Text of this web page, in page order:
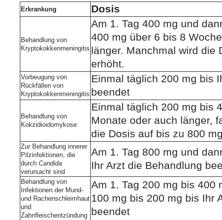
Erkrankung Dosis
Behandlung von
Kryptokokkenmeningitis
Am 1. Tag 400 mg und
400 mg über 6 bis 8
länger. Manchmal wird die
erhöht.
Vorbeugung von
Rückfällen von
Kryptokokkenmeningitis
Einmal täglich 200 mg bis
beendet
Behandlung von
Kokzidioidomykose
Einmal täglich 200 mg bis
Monate oder auch länger,
die Dosis auf bis zu 800
Zur Behandlung innerer
Pilzinfektionen, die
durch Candida
verursacht sind
Am 1. Tag 800 mg und
Ihr Arzt die Behandlung
Behandlung von
Infektionen der Mund-
und Rachenschleimhaut
und
Zahnfleischentzündung
Am 1. Tag 200 mg bis 400
100 mg bis 200 mg bis Ihr
beendet